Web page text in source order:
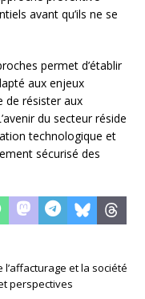
avant qu’ils ne se
permet d’établir
aux enjeux
de résister aux
du secteur réside
technologique et
sécurisé des
et la société
perspectives